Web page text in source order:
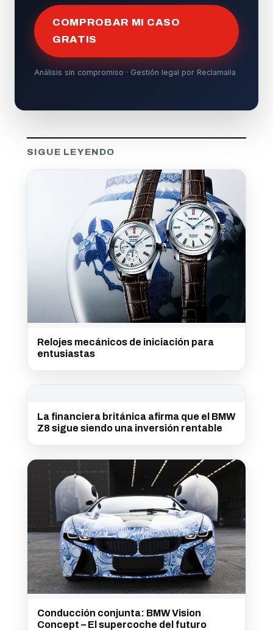
COMPROBAR MI CASO
GRATIS
Análisis sin compromiso · Gestión legal por Reclamalia
SIGUE LEYENDO
Relojes mecánicos de iniciación para
entusiastas
La financiera británica afirma que el BMW
Z8 sigue siendo una inversión rentable
Conducción conjunta: BMW Vision
Concept – El supercoche del futuro